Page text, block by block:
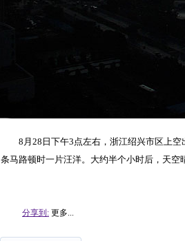
8月28日下午3点左右，浙江绍兴市区上
条马路顿时一片汪洋。大约半个小时后，天空
分享到: 更多...